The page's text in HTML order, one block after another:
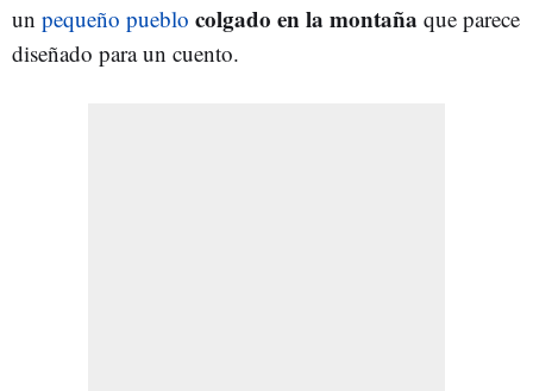
un pequeño pueblo colgado en la montaña que parece
diseñado para un cuento.